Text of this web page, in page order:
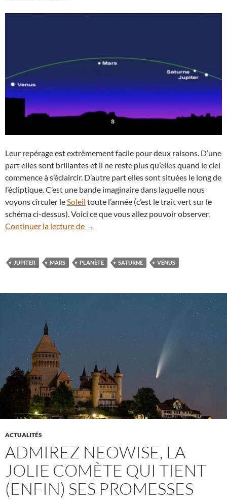
Leur repérage est extrêmement facile pour deux raisons. D’une
part elles sont brillantes et il ne reste plus qu’elles quand le ciel
commence à s’éclaircir. D’autre part elles sont situées le long de
l’écliptique. C’est une bande imaginaire dans laquelle nous
voyons circuler leSoleil toute l’année (c’est le trait vert sur le
schéma ci-dessus). Voici ce que vous allez pouvoir observer.
Continuer la lecture de Ciel de juillet : quatre planètes vous
→
JUPITER MARS PLANÈTE SATURNE VÉNUS
ACTUALITÉS
ADMIREZ NEOWISE, LA
JOLIE COMÈTE QUI TIENT
(ENFIN) SES PROMESSES